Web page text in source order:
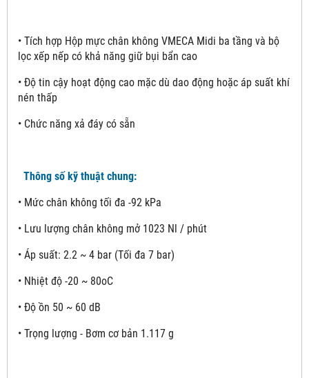
• Tích hợp Hộp mực chân không VMECA Midi ba tầng và bộ
lọc xếp nếp có khả năng giữ bụi bẩn cao
• Độ tin cậy hoạt động cao mặc dù dao động hoặc áp suất khí
nén thấp
• Chức năng xả đáy có sẵn
Thông số kỹ thuật chung:
• Mức chân không tối đa -92 kPa
• Lưu lượng chân không mở 1023 Nl / phút
• Áp suất: 2.2 ~ 4 bar (Tối đa 7 bar)
• Nhiệt độ -20 ~ 80oC
• Độ ồn 50 ~ 60 dB
• Trọng lượng - Bơm cơ bản 1.117 g